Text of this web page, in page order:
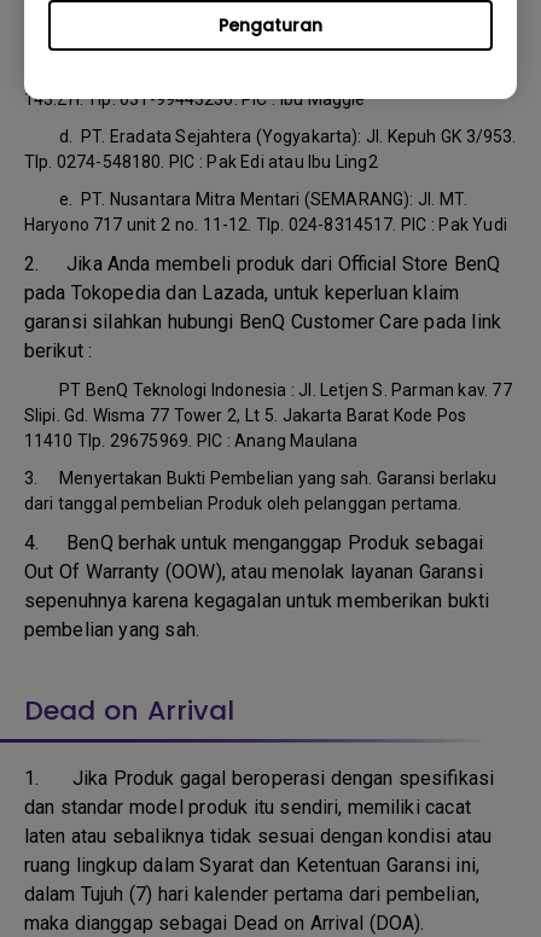
Pengaturan
b.
CV. Nusantara Era Teknologi (BANDUNG): Ruko Segitiga
Emas Kosambi blok C11. Tlp. 022-7236983. PIC : Ibu Salamah
143.ZH. Tlp. 031-99443236. PIC : Ibu Maggie
d.
PT. Eradata Sejahtera (Yogyakarta): Jl. Kepuh GK 3/953.
Tlp. 0274-548180. PIC : Pak Edi atau Ibu Ling2
e.
PT. Nusantara Mitra Mentari (SEMARANG): Jl. MT.
Haryono 717 unit 2 no. 11-12. Tlp. 024-8314517. PIC : Pak Yudi
2. Jika Anda membeli produk dari Official Store BenQ
pada Tokopedia dan Lazada, untuk keperluan klaim
garansi silahkan hubungi BenQ Customer Care pada link
berikut :
PT BenQ Teknologi Indonesia : Jl. Letjen S. Parman kav. 77
Slipi. Gd. Wisma 77 Tower 2, Lt 5. Jakarta Barat Kode Pos
11410 Tlp. 29675969. PIC : Anang Maulana
3. Menyertakan Bukti Pembelian yang sah. Garansi berlaku
dari tanggal pembelian Produk oleh pelanggan pertama.
4. BenQ berhak untuk menganggap Produk sebagai
Out Of Warranty (OOW), atau menolak layanan Garansi
sepenuhnya karena kegagalan untuk memberikan bukti
pembelian yang sah.
Dead on Arrival
1. Jika Produk gagal beroperasi dengan spesifikasi
dan standar model produk itu sendiri, memiliki cacat
laten atau sebaliknya tidak sesuai dengan kondisi atau
ruang lingkup dalam Syarat dan Ketentuan Garansi ini,
dalam Tujuh (7) hari kalender pertama dari pembelian,
maka dianggap sebagai Dead on Arrival (DOA).